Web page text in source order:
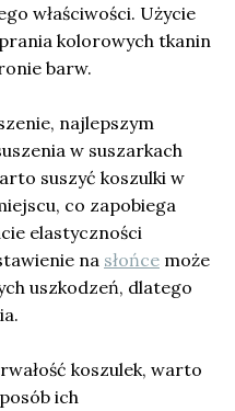
właściwości. Użycie
kolorowych tkanin
barw.
najlepszym
w suszarkach
suszyć koszulki w
co zapobiega
elastyczności
na słońce może
uszkodzeń, dlatego
koszulek, warto
ich